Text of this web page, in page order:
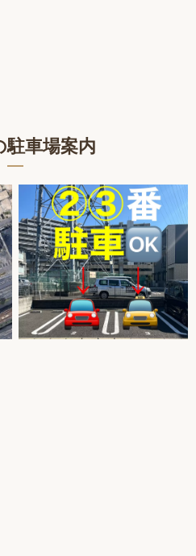
駐車場案内